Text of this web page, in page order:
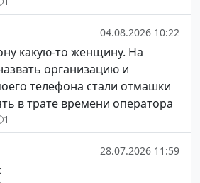
04.08.2026 10:22
какую-то женщину. На
организацию и
телефона стали отмашки
в трате времени оператора
1
28.07.2026 11:59